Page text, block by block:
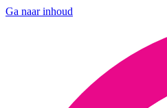
Ga naar inhoud